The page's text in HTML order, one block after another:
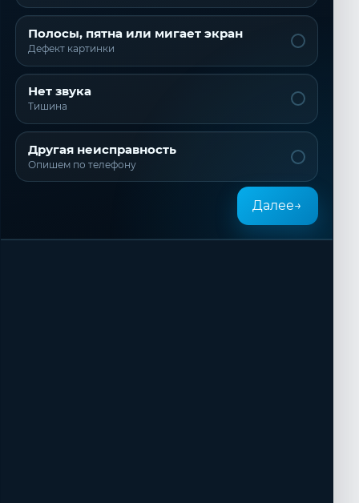
Полосы, пятна или мигает экран
Дефект картинки
Нет звука
Тишина
Другая неисправность
Опишем по телефону
Далее→